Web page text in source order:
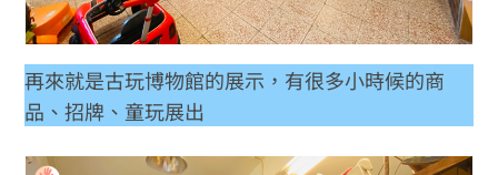
再來就是古玩博物館的展示，有很多小時候的商
品、招牌、童玩展出